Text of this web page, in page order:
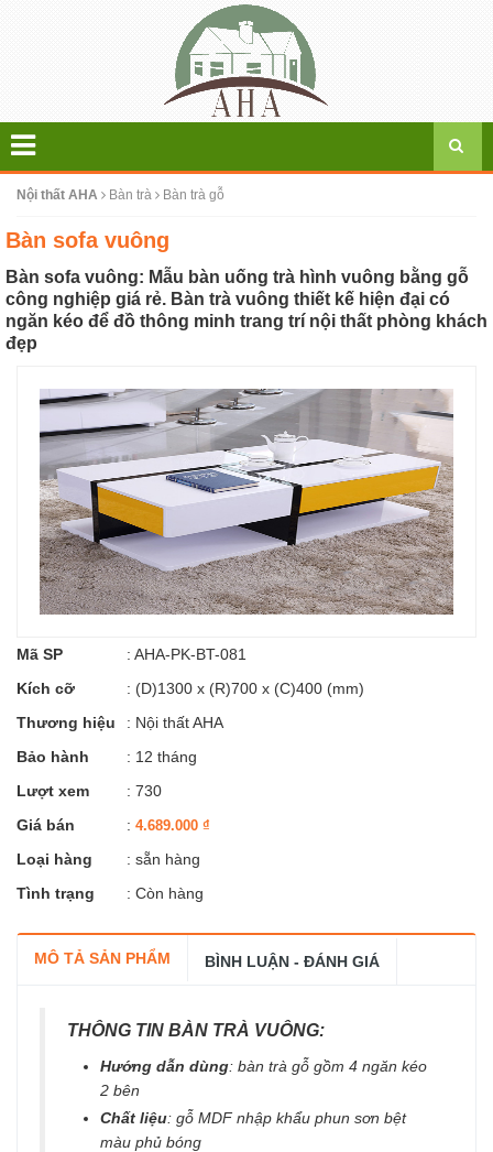
Nội thất AHA Bàn trà Bàn trà gỗ
Bàn sofa vuông
Bàn sofa vuông: Mẫu bàn uống trà hình vuông bằng gỗ
công nghiệp giá rẻ. Bàn trà vuông thiết kế hiện đại có
ngăn kéo để đồ thông minh trang trí nội thất phòng khách
đẹp
Mã SP : AHA-PK-BT-081
Kích cỡ
: (D)1300 x (R)700 x (C)400 (mm)
Thương hiệu
: Nội thất AHA
Bảo hành
: 12 tháng
Lượt xem
: 730
Giá bán
: 4.689.000 ₫
Loại hàng
: sẵn hàng
Tình trạng
: Còn hàng
MÔ TẢ SẢN PHẨM BÌNH LUẬN - ĐÁNH GIÁ
THÔNG TIN BÀN TRÀ VUÔNG:
Hướng dẫn dùng: bàn trà gỗ gồm 4 ngăn kéo
2 bên
Chất liệu: gỗ MDF nhập khẩu phun sơn bệt
màu phủ bóng